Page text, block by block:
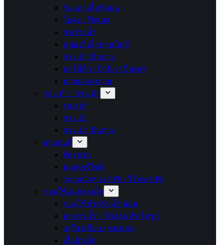
ร่มและเสื้อกันฝน
โยคะ / ฟิตเนส
ชุดว่ายน้ำ
คูปองอิเล็กทรอนิกส์
กระเป๋าเดินทาง
บาร์บีคิว / ปิกนิก / ปีนเขา
นวดผ่อนคลาย
รองเท้า / กระเป๋า
รองเท้า
กระเป๋า
กระเป๋าเดินทาง
ยานยนต์
จักรยาน
มอเตอร์ไซค์
ระบบนำทาง GPS / รีโมท GPS
ของใช้แม่และเด็ก
ของใช้สำหรับเด็กอ่อน
อาหารเด็ก / ผ้าอ้อมสำเร็จรูป
เครื่องเขียน / ของเล่น
เสื้อผ้าเด็ก